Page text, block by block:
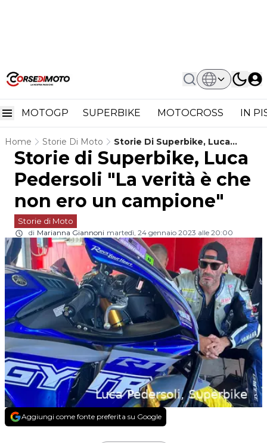
MOTOGP SUPERBIKE MOTOCROSS IN
Home Storie Di Moto
Storie Di Superbike, Luca
Pedersoli "La Verità È Che Non
Ero Un Campione"
Storie di Superbike, Luca
Pedersoli "La verità è che
non ero un campione"
Storie di Moto
di Marianna Giannoni martedì, 24 gennaio 2023 alle 20:00
Aggiungi come fonte preferita su Google